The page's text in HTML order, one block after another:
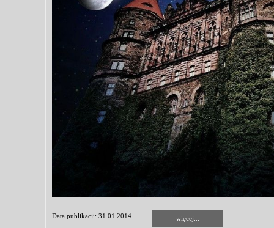
Data publikacji: 31.01.2014 więcej...